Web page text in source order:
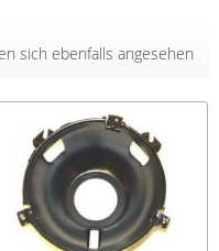
sich ebenfalls angesehen